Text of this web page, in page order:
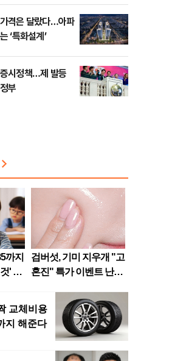
격은 달랐다…아파
‘특화설계’
시정책…제 발등
부